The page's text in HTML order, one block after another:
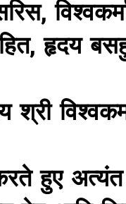
हृदय
हुए अत्यंत